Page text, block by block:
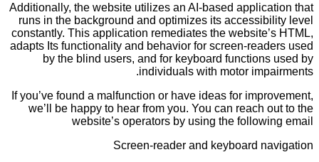
Additionally, the website utilizes an AI-based application that
runs in the background and optimizes its accessibility level
constantly. This application remediates the website’s HTML,
adapts Its functionality and behavior for screen-readers used
by the blind users, and for keyboard functions used by
individuals with motor impairments.
If you’ve found a malfunction or have ideas for improvement,
we’ll be happy to hear from you. You can reach out to the
website’s operators by using the following email
Screen-reader and keyboard navigation